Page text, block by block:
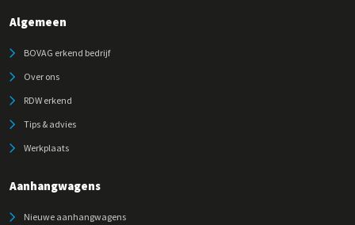
Algemeen
BOVAG erkend bedrijf
Over ons
RDW erkend
Tips & advies
Werkplaats
Aanhangwagens
Nieuwe aanhangwagens